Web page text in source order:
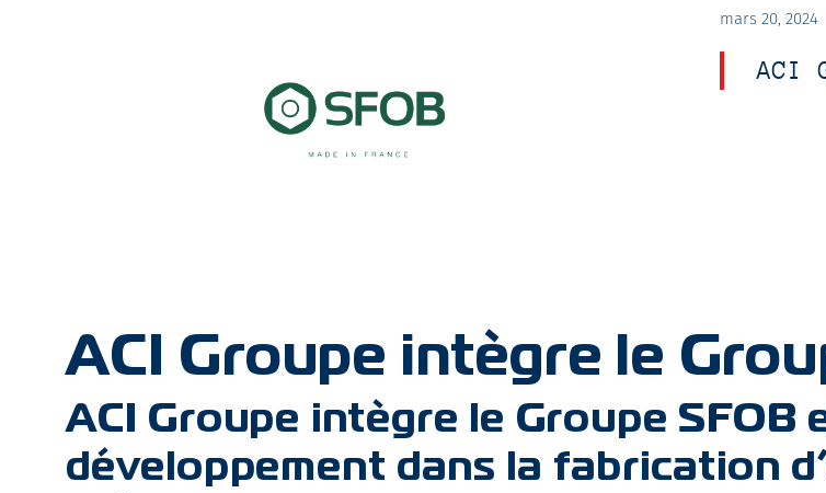
mars 20, 2024
ACI
ACI Groupe intègre le
ACI Groupe intègre le Groupe SFOB
développement dans la fabrication